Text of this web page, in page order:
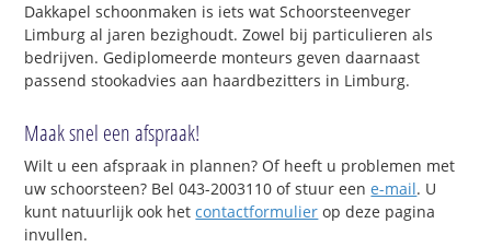
Dakkapel schoonmaken is iets wat Schoorsteenveger
Limburg al jaren bezighoudt. Zowel bij particulieren als
bedrijven. Gediplomeerde monteurs geven daarnaast
passend stookadvies aan haardbezitters in Limburg.
Maak snel een afspraak!
Wilt u een afspraak in plannen? Of heeft u problemen met
uw schoorsteen? Bel 043-2003110 of stuur eene-mail. U
kunt natuurlijk ook hetcontactformulier op deze pagina
invullen.